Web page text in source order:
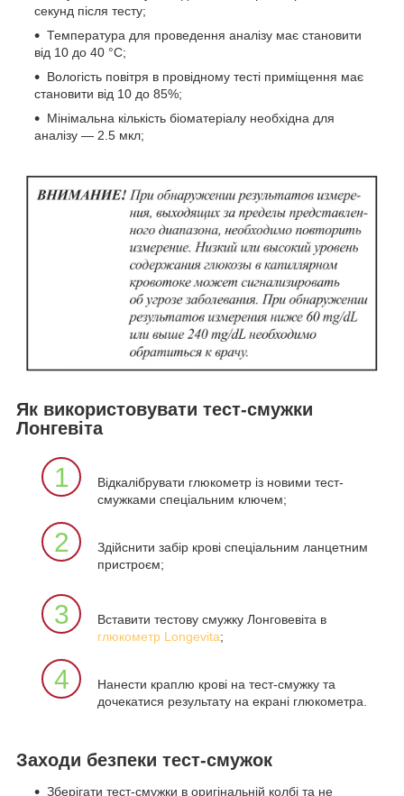
секунд після тесту;
Температура для проведення аналізу має становити
від 10 до 40 °C;
Вологість повітря в провідному тесті приміщення має
становити від 10 до 85%;
Мінімальна кількість біоматеріалу необхідна для
аналізу — 2.5 мкл;
Як використовувати тест-смужки
Лонгевіта
1
Відкалібрувати глюкометр із новими тест-
смужками спеціальним ключем;
2
Здійснити забір крові спеціальним ланцетним
пристроєм;
3
Вставити тестову смужку Лонговевіта в
глюкометр Longevita;
4
Нанести краплю крові на тест-смужку та
дочекатися результату на екрані глюкометра.
Заходи безпеки тест-смужок
Зберігати тест-смужки в оригінальній колбі та не